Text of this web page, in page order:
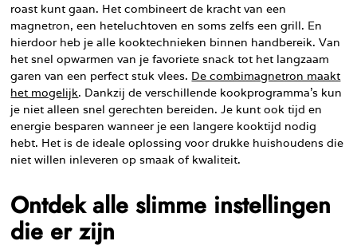
roast kunt gaan. Het combineert de kracht van een
magnetron, een heteluchtoven en soms zelfs een grill. En
hierdoor heb je alle kooktechnieken binnen handbereik. Van
het snel opwarmen van je favoriete snack tot het langzaam
garen van een perfect stuk vlees. De combimagnetron maakt
het mogelijk. Dankzij de verschillende kookprogramma’s kun
je niet alleen snel gerechten bereiden. Je kunt ook tijd en
energie besparen wanneer je een langere kooktijd nodig
hebt. Het is de ideale oplossing voor drukke huishoudens die
niet willen inleveren op smaak of kwaliteit.
Ontdek alle slimme instellingen
die er zijn